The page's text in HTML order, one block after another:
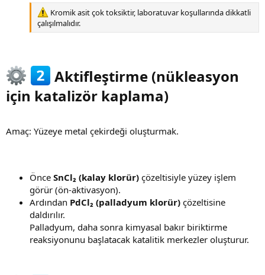
Kromik asit çok toksiktir, laboratuvar koşullarında dikkatli
çalışılmalıdır.
Aktifleştirme (nükleasyon
için katalizör kaplama)​
Amaç: Yüzeye metal çekirdeği oluşturmak.
Önce SnCl₂ (kalay klorür) çözeltisiyle yüzey işlem
görür (ön-aktivasyon).
Ardından PdCl₂ (palladyum klorür) çözeltisine
daldırılır.
Palladyum, daha sonra kimyasal bakır biriktirme
reaksiyonunu başlatacak katalitik merkezler oluşturur.